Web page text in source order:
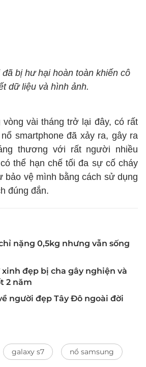
bị hư hại hoàn toàn khiến cô
dữ liệu và hình ảnh.
vòng vài tháng trở lại đây, có rất
smartphone đã xảy ra, gây ra
thương với rất người nhiều
thể hạn chế tối đa sự cố cháy
bảo vệ mình bằng cách sử dụng
đúng đắn.
nặng 0,5kg nhưng vẫn sống
đẹp bị cha gây nghiện và
2 năm
người đẹp Tây Đô ngoài đời
galaxy s7 nổ samsung